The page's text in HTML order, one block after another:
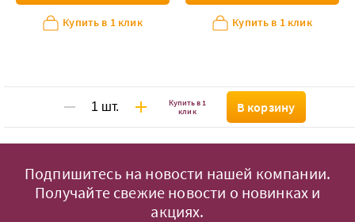
Купить в 1 клик Купить в 1 клик
Купить в 1
клик
В корзину
Подпишитесь на новости нашей компании.
Получайте свежие новости о новинках и
акциях.